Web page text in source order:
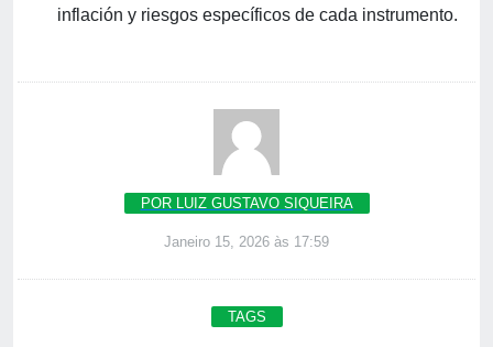
inflación y riesgos específicos de cada instrumento.
POR LUIZ GUSTAVO SIQUEIRA
Janeiro 15, 2026 às 17:59
TAGS